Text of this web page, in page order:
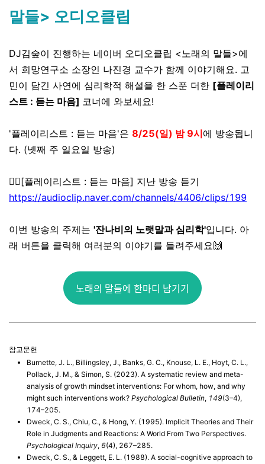
말들> 오디오클립
DJ김숲이 진행하는 네이버 오디오클립 <노래의 말들>에
서 희망연구소 소장인 나진경 교수가 함께 이야기해요. 고
민이 담긴 사연에 심리학적 해설을 한 스푼 더한 [플레이리
스트 : 듣는 마음] 코너에 와보세요!
'플레이리스트 : 듣는 마음'은 8/25(일) 밤 9시에 방송됩니
다. (넷째 주 일요일 방송)
👉🏼[플레이리스트 : 듣는 마음] 지난 방송 듣기
https://audioclip.naver.com/channels/4406/clips/199
이번 방송의 주제는 '잔나비의 노랫말과 심리학'입니다. 아
래 버튼을 클릭해 여러분의 이야기를 들려주세요🙌
노래의 말들에 한마디 남기기
참고문헌
Burnette, J. L., Billingsley, J., Banks, G. C., Knouse, L. E., Hoyt, C. L.,
Pollack, J. M., & Simon, S. (2023). A systematic review and meta-
analysis of growth mindset interventions: For whom, how, and why
might such interventions work? Psychological Bulletin, 149(3–4),
174–205.
Dweck, C. S., Chiu, C., & Hong, Y. (1995). Implicit Theories and Their
Role in Judgments and Reactions: A World From Two Perspectives.
Psychological Inquiry, 6(4), 267–285.
Dweck, C. S., & Leggett, E. L. (1988). A social-cognitive approach to